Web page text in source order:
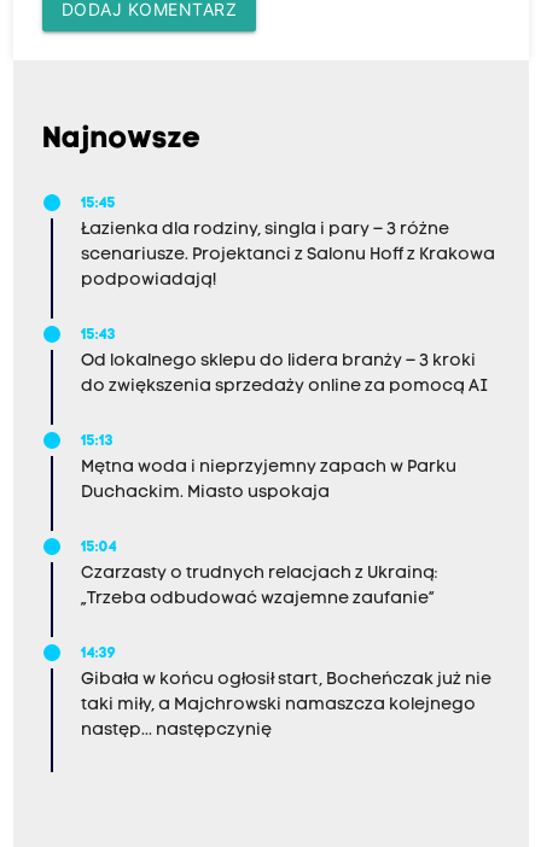
DODAJ KOMENTARZ
Najnowsze
15:45
Łazienka dla rodziny, singla i pary – 3 różne
scenariusze. Projektanci z Salonu Hoff z Krakowa
podpowiadają!
15:43
Od lokalnego sklepu do lidera branży – 3 kroki
do zwiększenia sprzedaży online za pomocą AI
15:13
Mętna woda i nieprzyjemny zapach w Parku
Duchackim. Miasto uspokaja
15:04
Czarzasty o trudnych relacjach z Ukrainą:
„Trzeba odbudować wzajemne zaufanie”
14:39
Gibała w końcu ogłosił start, Bocheńczak już nie
taki miły, a Majchrowski namaszcza kolejnego
następ... następczynię